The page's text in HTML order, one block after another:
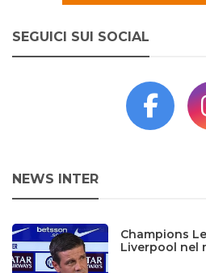
SEGUICI SUI SOCIAL
NEWS INTER
Champions
Liverpool nel